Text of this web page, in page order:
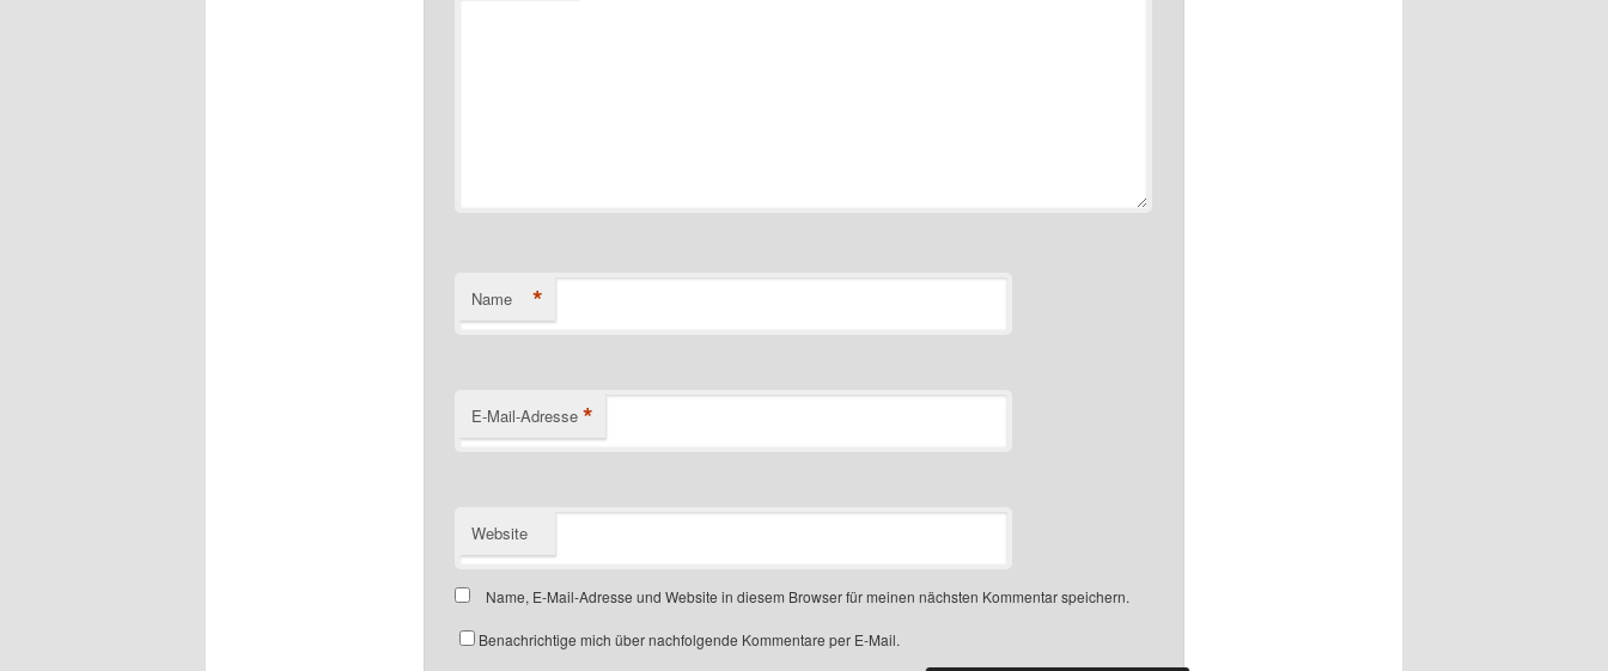
Name *
E-Mail-Adresse *
Website
Name, E-Mail-Adresse und Website in diesem Browser für meinen nächsten Kommentar speichern.
Benachrichtige mich über nachfolgende Kommentare per E-Mail.